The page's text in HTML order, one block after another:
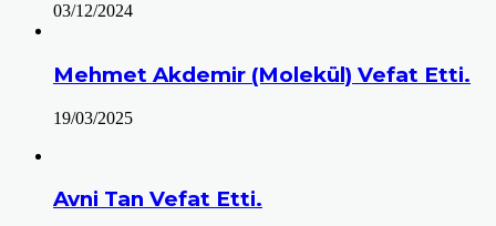
03/12/2024
Mehmet Akdemir (Molekül) Vefat Etti.
19/03/2025
Avni Tan Vefat Etti.